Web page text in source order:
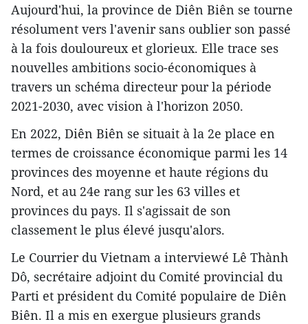
Aujourd'hui, la province de Diên Biên se tourne
résolument vers l'avenir sans oublier son passé
à la fois douloureux et glorieux. Elle trace ses
nouvelles ambitions socio-économiques à
travers un schéma directeur pour la période
2021-2030, avec vision à l'horizon 2050.
En 2022, Diên Biên se situait à la 2e place en
termes de croissance économique parmi les 14
provinces des moyenne et haute régions du
Nord, et au 24e rang sur les 63 villes et
provinces du pays. Il s'agissait de son
classement le plus élevé jusqu'alors.
Le Courrier du Vietnam a interviewé Lê Thành
Dô, secrétaire adjoint du Comité provincial du
Parti et président du Comité populaire de Diên
Biên. Il a mis en exergue plusieurs grands